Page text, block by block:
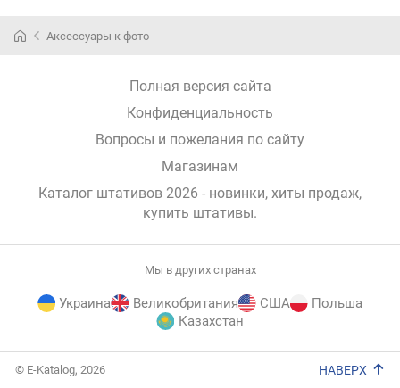
Аксессуары к фото
Полная версия сайта
Конфиденциальность
Вопросы и пожелания по сайту
Магазинам
Каталог штативов 2026 - новинки, хиты продаж,
купить штативы.
Мы в других странах
Украина Великобритания США
Польша
Казахстан
© E-Katalog, 2026 НАВЕРХ